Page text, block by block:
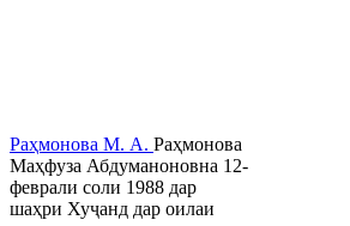
Раҳмонова М. А. Раҳмонова
Маҳфуза Абдуманоновна 12-
феврали соли 1988 дар
шаҳри Хуҷанд дар оилаи